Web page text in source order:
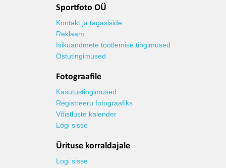
Sportfoto OÜ
Kontakt ja tagasiside
Reklaam
Isikuandmete töötlemise tingimused
Ostutingimused
Fotograafile
Kasutustingimused
Registreeru fotograafiks
Võistluste kalender
Logi sisse
Ürituse korraldajale
Logi sisse